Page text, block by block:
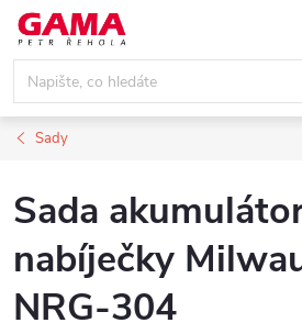
Přejít
obsah
Sady
Sada
nabíječky
NRG-304